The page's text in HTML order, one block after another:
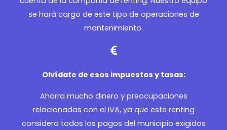
se hará cargo de este tipo de operaciones de
mantenimiento.
Olvídate de esos impuestos y tasas:
Ahorra mucho dinero y preocupaciones
relacionadas con el IVA, ya que este renting
considera todos los pagos del municipio exigidos